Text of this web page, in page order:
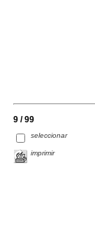
9 / 99
seleccionar
imprimir